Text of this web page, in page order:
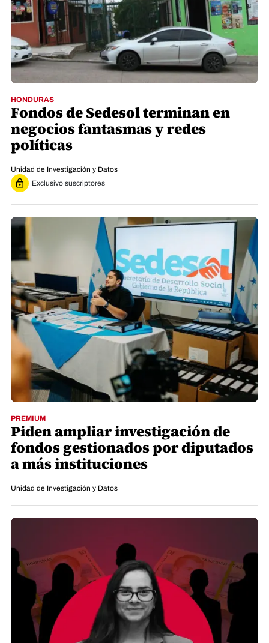
HONDURAS
Fondos de Sedesol terminan en
negocios fantasmas y redes
políticas
Unidad de Investigación y Datos
Exclusivo suscriptores
PREMIUM
Piden ampliar investigación de
fondos gestionados por diputados
a más instituciones
Unidad de Investigación y Datos